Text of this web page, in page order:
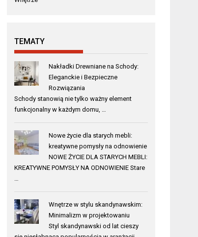
TEMATY
Nakładki Drewniane na Schody:
Eleganckie i Bezpieczne
Rozwiązania
Schody stanowią nie tylko ważny element
funkcjonalny w każdym domu, …
Nowe życie dla starych mebli:
kreatywne pomysły na odnowienie
NOWE ŻYCIE DLA STARYCH MEBLI:
KREATYWNE POMYSŁY NA ODNOWIENIE Stare
…
Wnętrze w stylu skandynawskim:
Minimalizm w projektowaniu
Styl skandynawski od lat cieszy